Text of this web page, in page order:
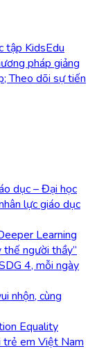
tập KidsEdu
pháp giảng
Theo dõi sự tiến
dục – Đại học
lực giáo dục
Learning
người thầy”
4, mỗi ngày
nhộn, cùng
Equality
trẻ em Việt Nam